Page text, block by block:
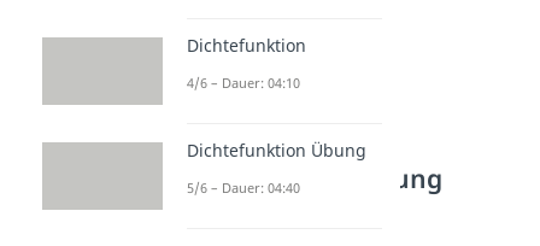
Chi Quadrat Verteilung
Herleitung
Dichtefunktion
4/6 – Dauer: 04:10
Dichtefunktion Übung
5/6 – Dauer: 04:40